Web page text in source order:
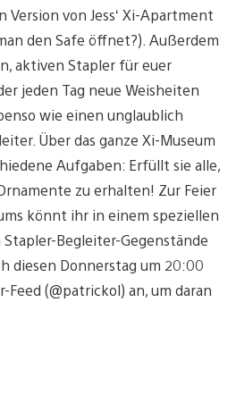
Version von Jess‘ Xi-Apartment
den Safe öffnet?). Außerdem
aktiven Stapler für euer
jeden Tag neue Weisheiten
wie einen unglaublich
Über das ganze Xi-Museum
Aufgaben: Erfüllt sie alle,
zu erhalten! Zur Feier
könnt ihr in einem speziellen
Begleiter-Gegenstände
diesen Donnerstag um 20:00
(@patrickol) an, um daran